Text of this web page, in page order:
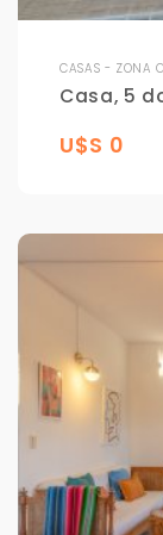
CASAS - ZONA
Casa, 5
U$S 0